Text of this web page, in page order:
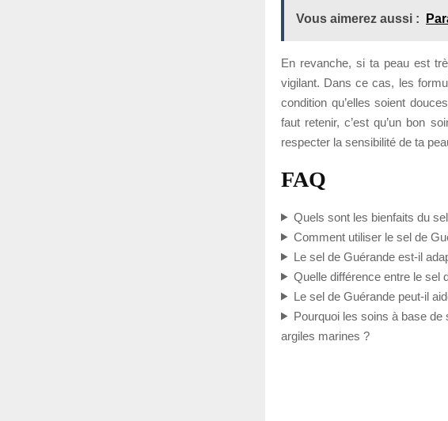
Vous aimerez aussi :
En revanche, si ta peau est
vigilant. Dans ce cas, les
condition qu’elles soient
faut retenir, c’est qu’un bon
respecter la sensibilité de ta
FAQ
Quels sont les bienfaits du
Comment utiliser le sel de
Le sel de Guérande est-il
Quelle différence entre le sel
Le sel de Guérande peut-il
Pourquoi les soins à base
argiles marines ?